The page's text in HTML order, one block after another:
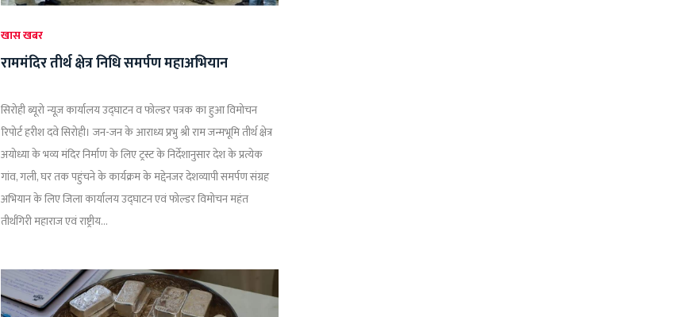
खास खबर
राममंदिर तीर्थ क्षेत्र निधि समर्पण महाअभियान
सिरोही ब्यूरो न्यूज़ कार्यालय उद्घाटन व फोल्डर पत्रक का हुआ विमोचन
रिपोर्ट हरीश दवे सिरोही। जन-जन के आराध्य प्रभु श्री राम जन्मभूमि तीर्थ क्षेत्र
अयोध्या के भव्य मंदिर निर्माण के लिए ट्रस्ट के निर्देशानुसार देश के प्रत्येक
गांव, गली, घर तक पहुंचने के कार्यक्रम के मद्देनजर देशव्यापी समर्पण संग्रह
अभियान के लिए जिला कार्यालय उद्घाटन एवं फोल्डर विमोचन महंत
तीर्थगिरी महाराज एवं राष्ट्रीय...